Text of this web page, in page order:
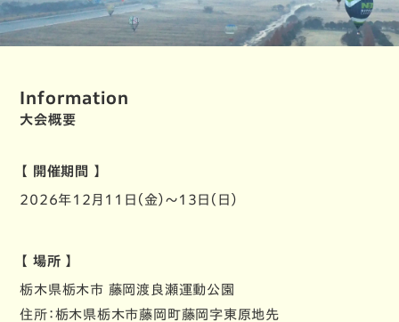
Information
大会概要
【 開催期間 】
2026年12月11日（金）～13日（日）
【 場所 】
栃木県栃木市 藤岡渡良瀬運動公園
住所：栃木県栃木市藤岡町藤岡字東原地先